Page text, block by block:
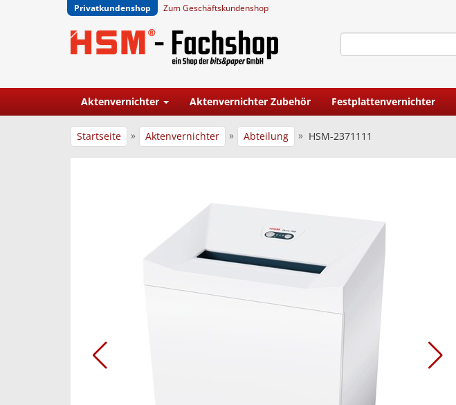
Privatkundenshop Zum Geschäftskundenshop
Aktenvernichter Aktenvernichter Zubehör Festplattenvernichter
Startseite » Aktenvernichter » Abteilung » HSM-2371111